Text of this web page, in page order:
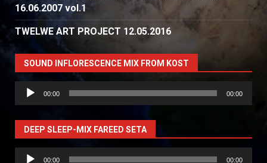
16.06.2007 vol.1
TWELWE ART PROJECT 12.05.2016
SOUND INFLORESCENCE MIX FROM KOST
Аудиоплеер
00:00 00:00
DEEP SLEEP-MIX FAREED SETA
Аудиоплеер
00:00 00:00